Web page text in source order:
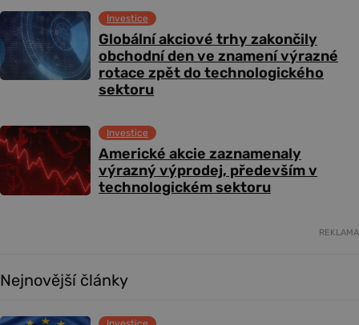
Globální akciové trhy zakončily
obchodní den ve znamení výrazné
rotace zpět do technologického
sektoru
Investice
Americké akcie zaznamenaly
výrazný výprodej, především v
technologickém sektoru
Investice
REKLAMA
Nejnovější články